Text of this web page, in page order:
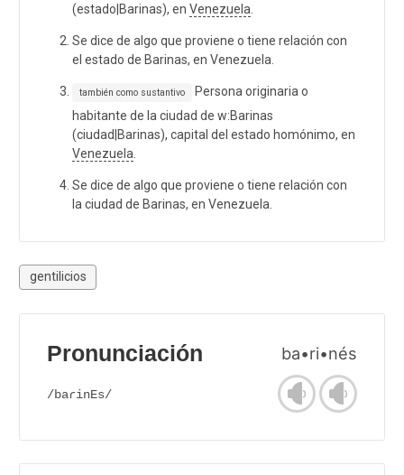
(estado|Barinas), en Venezuela
Se dice de algo que proviene o tiene relación con
el estado de Barinas, en Venezuela.
también como sustantivo
Persona originaria o
habitante de la ciudad de w:Barinas
(ciudad|Barinas), capital del estado homónimo, en
Venezuela
Se dice de algo que proviene o tiene relación con
la ciudad de Barinas, en Venezuela.
gentilicios
Pronunciación ba•ri•nés
/baɾinEs/